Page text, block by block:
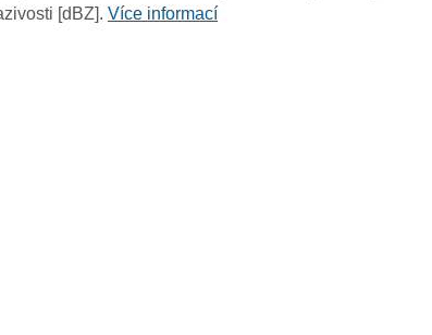
[dBZ].Více informací